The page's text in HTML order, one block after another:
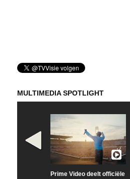
MULTIMEDIA SPOTLIGHT
Prime Video deelt officiële